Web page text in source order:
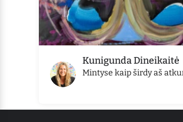
Kunigunda Dineikaitė